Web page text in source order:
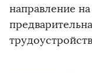
направление